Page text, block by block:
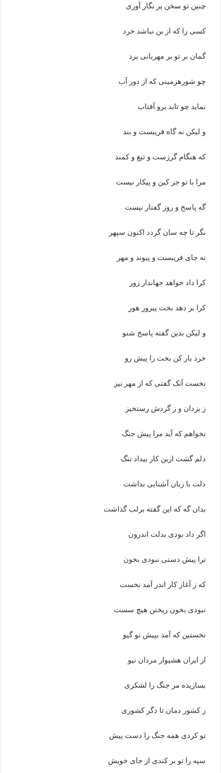
چنین تو سخن پر نگار آورى‏
کسى را که از بن نباشد خرد
گمان بر تو بر مهربانى برد
چو شوره‏زمینى که از دور آب
نماید چو تابد برو آفتاب‏
و لیکن نه گاه فریبست و بند
که هنگام گرزست و تیغ و کمند
مرا با تو جز کین و پیکار نیست
گه پاسخ و روز گفتار نیست‏
نگر تا چه سان گردد اکنون سپهر
نه جاى فریبست و پیوند و مهر
کرا داد خواهد جهاندار زور
کرا بر دهد بخت پیروز هور
و لیکن بدین گفته پاسخ شنو
خرد یار کن بخت را پیش رو
نخست آنک گفتى که از مهر نیز
ز یزدان و ز گردش رستخیز
نخواهم که آید مرا پیش جنگ
دلم گشت ازین کار بیداد تنگ‏
دلت با زبان آشنایى نداشت
بدان گه که این گفته برلب گذاشت‏
اگر داد بودى بدلت اندرون
ترا پیش دستى نبودى بخون‏
که ز آغاز کار اندر آمد نخست
نبودى بخون ریختن هیچ سست‏
نخستین که آمد بپیش تو گیو
از ایران هشیوار مردان نیو
بسازیده مر جنگ را لشکرى
ز کشور دمان تا دگر کشورى‏
تو کردى همه جنگ را دست پیش
سپه را تو بر کندى از جاى خویش‏